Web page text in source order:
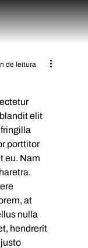
de leitura
elit
porttitor
eu. Nam
at
nulla
hendrerit